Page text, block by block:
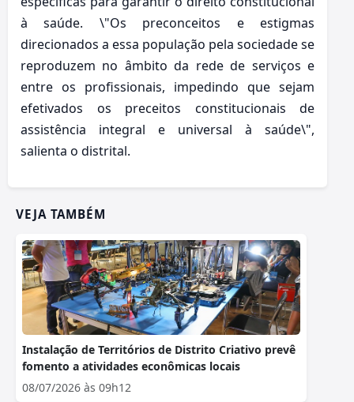
à saúde. \"Os preconceitos e estigmas
direcionados a essa população pela sociedade se
reproduzem no âmbito da rede de serviços e
entre os profissionais, impedindo que sejam
efetivados os preceitos constitucionais de
assistência integral e universal à saúde\",
salienta o distrital.
VEJA TAMBÉM
Instalação de Territórios de Distrito Criativo prevê
fomento a atividades econômicas locais
08/07/2026 às 09h12